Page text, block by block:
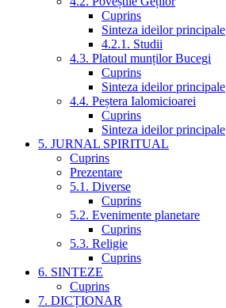
Cuprins
Sinteza ideilor principale
4.2.1. Studii
4.3. Platoul munților Bucegi
Cuprins
Sinteza ideilor principale
4.4. Peștera Ialomicioarei
Cuprins
Sinteza ideilor principale
5. JURNAL SPIRITUAL
Cuprins
Prezentare
5.1. Diverse
Cuprins
5.2. Evenimente planetare
Cuprins
5.3. Religie
Cuprins
6. SINTEZE
Cuprins
7. DICȚIONAR